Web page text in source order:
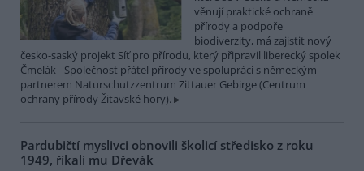
věnují praktické ochraně
přírody a podpoře
biodiverzity, má zajistit nový
česko-saský projekt Síť pro přírodu, který připravil liberecký spolek
Čmelák - Společnost přátel přírody ve spolupráci s německým
partnerem Naturschutzzentrum Zittauer Gebirge (Centrum
ochrany přírody Žitavské hory).
Pardubičtí myslivci obnovili školicí středisko z roku
1949, říkali mu Dřevák